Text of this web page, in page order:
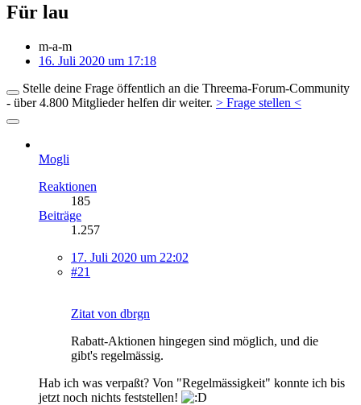
Für lau
m-a-m
16. Juli 2020 um 17:18
Stelle deine Frage öffentlich an die Threema-Forum-Community
- über 4.800 Mitglieder helfen dir weiter. > Frage stellen <
Mogli
Reaktionen
185
Beiträge
1.257
17. Juli 2020 um 22:02
#21
Zitat von dbrgn
Rabatt-Aktionen hingegen sind möglich, und die
gibt's regelmässig.
Hab ich was verpaßt? Von "Regelmässigkeit" konnte ich bis
jetzt noch nichts feststellen!